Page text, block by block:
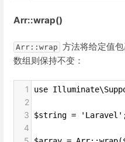
Arr::wrap()
Arr::wrap 方法将给定值
数组则保持不变：
1 use
2
3
$string =
4